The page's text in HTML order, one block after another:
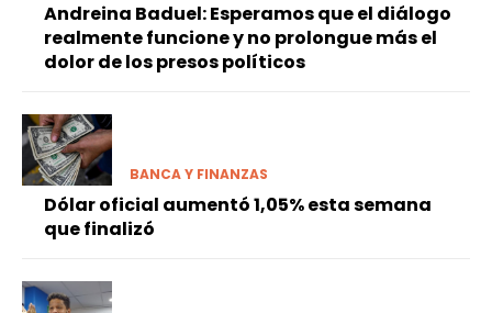
Andreina Baduel: Esperamos que el diálogo
realmente funcione y no prolongue más el
dolor de los presos políticos
BANCA Y FINANZAS
Dólar oficial aumentó 1,05% esta semana
que finalizó